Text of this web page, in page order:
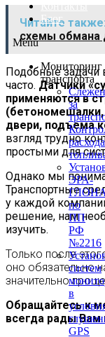
Блог
Menu
Мониторинг
транспорта
за
расхода
ЭРА-
по
ПП
РФ
№2216
систем
в
GPS
Читайте также:
схемы обмана
Подобные задачи
часто. Датчики
применяются в
двери, подъема
взгляд трудно
простыми для
Однако мы
Транспортные
у каждой
решение, нам
изучить.
Только после
оно обязательно
значительно
Обращайтесь к
всегда рады Вам